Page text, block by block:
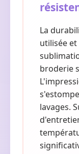
La
utilisée
broderie
lavages.